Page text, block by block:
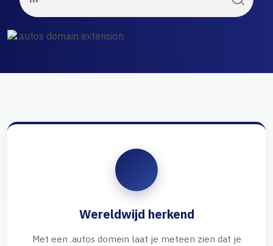
Wereldwijd herkend
Met een .autos domein laat je meteen zien dat je